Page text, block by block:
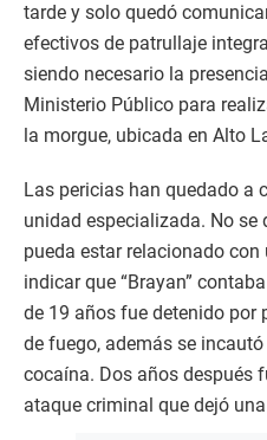
tarde y solo quedó
efectivos de patrullaje
siendo necesario la
Ministerio Público para
la morgue, ubicada en Alto
Las pericias han quedado a
unidad especializada. No se
pueda estar relacionado
indicar que “Brayan”
de 19 años fue detenido por
de fuego, además se
cocaína. Dos años después
ataque criminal que dejó